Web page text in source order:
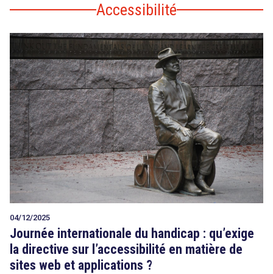
Accessibilité
04/12/2025
Journée internationale du handicap : qu’exige
la directive sur l’accessibilité en matière de
sites web et applications ?